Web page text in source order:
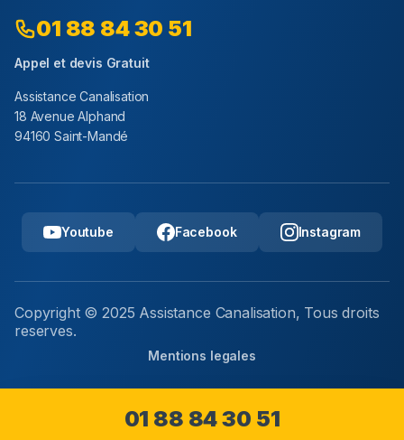
01 88 84 30 51
Appel et devis Gratuit
Assistance Canalisation
18 Avenue Alphand
94160 Saint-Mandé
Youtube Facebook Instagram
Copyright © 2025 Assistance Canalisation, Tous droits
reserves.
Mentions legales
01 88 84 30 51